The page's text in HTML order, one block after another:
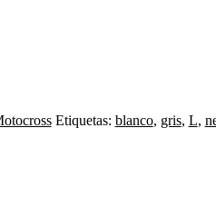
Etiquetas: blanco, gris, L,